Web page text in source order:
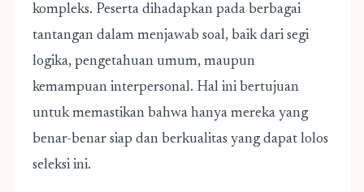
kompleks. Peserta dihadapkan pada berbagai
tantangan dalam menjawab soal, baik dari segi
logika, pengetahuan umum, maupun
kemampuan interpersonal. Hal ini bertujuan
untuk memastikan bahwa hanya mereka yang
benar-benar siap dan berkualitas yang dapat lolos
seleksi ini.